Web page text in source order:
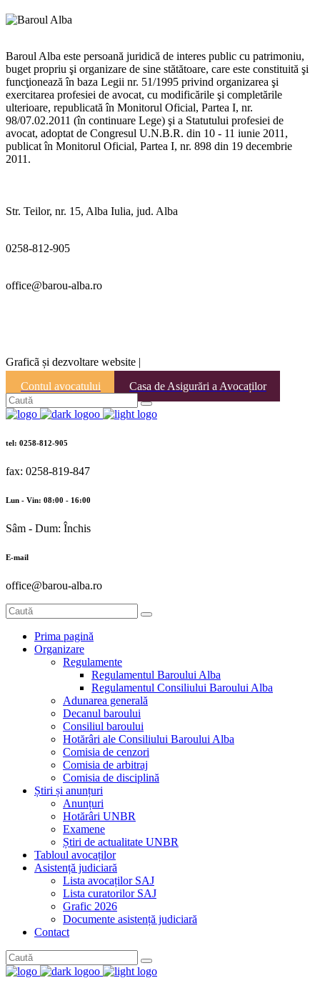
Baroul Alba este persoană juridică de interes public cu patrimoniu,
buget propriu şi organizare de sine stătătoare, care este constituită şi
funcţionează în baza Legii nr. 51/1995 privind organizarea şi
exercitarea profesiei de avocat, cu modificările şi completările
ulterioare, republicată în Monitorul Oficial, Partea I, nr.
98/07.02.2011 (în continuare Lege) şi a Statutului profesiei de
avocat, adoptat de Congresul U.N.B.R. din 10 - 11 iunie 2011,
publicat în Monitorul Oficial, Partea I, nr. 898 din 19 decembrie
2011.
Str. Teilor, nr. 15, Alba Iulia, jud. Alba
0258-812-905
office@barou-alba.ro
Graficã și dezvoltare website |
Contul avocatului
Casa de Asigurări a Avocaților
tel: 0258-812-905
fax: 0258-819-847
Lun - Vin: 08:00 - 16:00
Sâm - Dum: Închis
E-mail
office@barou-alba.ro
Prima pagină
Organizare
Regulamente
Regulamentul Baroului Alba
Regulamentul Consiliului Baroului Alba
Adunarea generală
Decanul baroului
Consiliul baroului
Hotărâri ale Consiliului Baroului Alba
Comisia de cenzori
Comisia de arbitraj
Comisia de disciplină
Știri și anunțuri
Anunțuri
Hotărâri UNBR
Examene
Știri de actualitate UNBR
Tabloul avocaților
Asistență judiciară
Lista avocaților SAJ
Lista curatorilor SAJ
Grafic 2026
Documente asistență judiciară
Contact